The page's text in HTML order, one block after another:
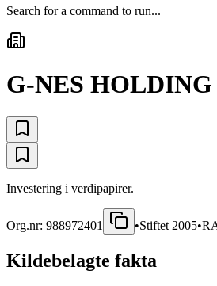
Search for a command to run...
G-NES HOLDING
Investering i verdipapirer.
Org.nr: 988972401 •Stiftet 2005•
Kildebelagte fakta